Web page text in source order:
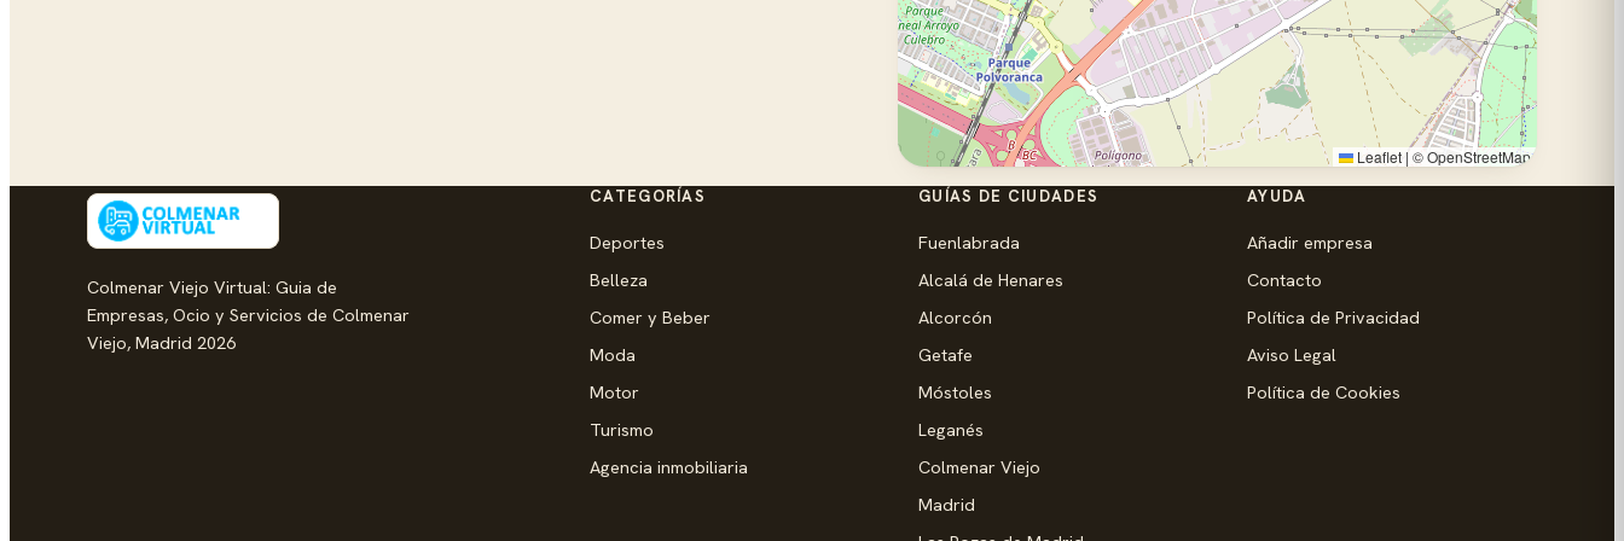
Leaflet | ©OpenStreetMap
Colmenar Viejo Virtual: Guia de
Empresas, Ocio y Servicios de Colmenar
Viejo, Madrid 2026
CATEGORÍAS
Deportes
Belleza
Comer y Beber
Moda
Motor
Turismo
Agencia inmobiliaria
GUÍAS DE CIUDADES
Fuenlabrada
Alcalá de Henares
Alcorcón
Getafe
Móstoles
Leganés
Colmenar Viejo
Madrid
AYUDA
Añadir empresa
Contacto
Política de Privacidad
Aviso Legal
Política de Cookies